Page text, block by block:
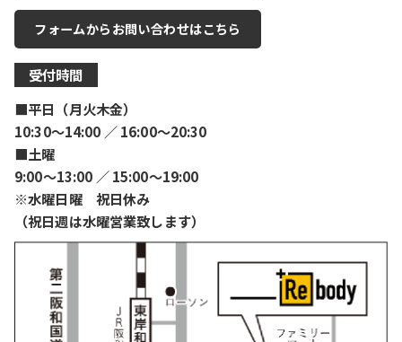
フォームからお問い合わせはこちら
受付時間
■平日（月火木金）
10:30〜14:00 ／ 16:00〜20:30
■土曜
9:00〜13:00 ／ 15:00〜19:00
※水曜日曜 祝日休み
（祝日週は水曜営業致します）